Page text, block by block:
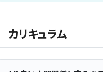
カリキュラム